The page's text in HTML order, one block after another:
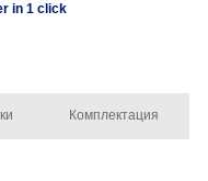
in 1 click
Комплектация